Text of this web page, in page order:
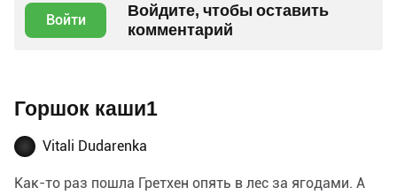
Войти
Войдите, чтобы оставить
комментарий
Горшок каши1
Vitali Dudarenka
Как-то раз пошла Гретхен опять в лес за ягодами. А